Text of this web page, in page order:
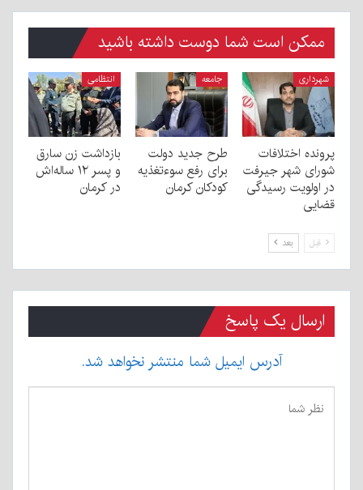
ممکن است شما دوست داشته باشید
شهرداری
پرونده اختلافات
شورای شهر جیرفت
در اولویت رسیدگی
قضایی
جامعه
طرح جدید دولت
برای رفع سوءتغذیه
کودکان کرمان
انتظامی
بازداشت زن سارق
و پسر ۱۲ ساله‌اش
در کرمان
قبل بعد
ارسال یک پاسخ
آدرس ایمیل شما منتشر نخواهد شد.